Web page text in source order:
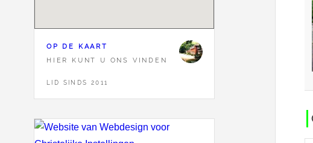
OP DE KAART
HIER KUNT U ONS VINDEN
LID SINDS 2011